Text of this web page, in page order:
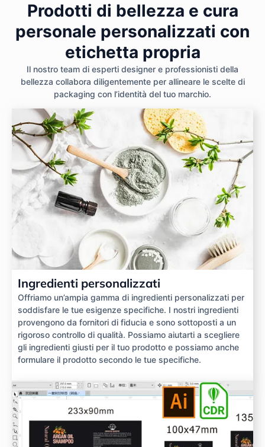
Prodotti di bellezza e cura
personale personalizzati con
etichetta propria
Il nostro team di esperti designer e professionisti della
bellezza collabora diligentemente per allineare le scelte di
packaging con l’identità del tuo marchio.
Ingredienti personalizzati
Offriamo un’ampia gamma di ingredienti personalizzati per
soddisfare le tue esigenze specifiche. I nostri ingredienti
provengono da fornitori di fiducia e sono sottoposti a un
rigoroso controllo di qualità. Possiamo aiutarti a scegliere
gli ingredienti giusti per il tuo prodotto e possiamo anche
formulare il prodotto secondo le tue specifiche.